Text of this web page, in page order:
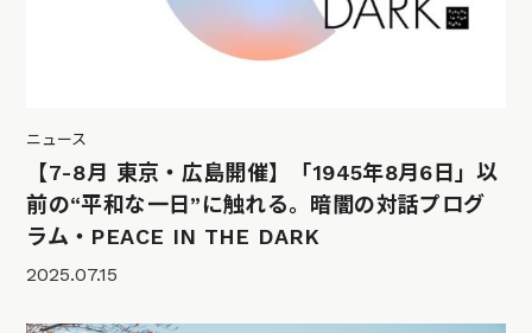
ニュース
【7-8月 東京・広島開催】「1945年8月6日」以
前の“平和な一日”に触れる。暗闇の対話プログ
ラム・PEACE IN THE DARK
2025.07.15